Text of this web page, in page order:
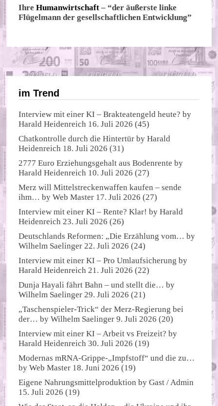
IhreHumanwirtschaft – “der äußerste linke
Flügelmann der gesellschaftlichen Entwicklung”
im Trend
Interview mit einer KI – Brakteatengeld heute? by
Harald Heidenreich 16. Juli 2026 (45)
Chatkontrolle durch die Hintertür byHarald
Heidenreich 18. Juli 2026 (31)
2777 Euro Erziehungsgehalt aus Bodenrente by
Harald Heidenreich 10. Juli 2026 (27)
Merz will Mittelstreckenwaffen kaufen – sende
ihm… byWeb Master 17. Juli 2026 (27)
Interview mit einer KI – Rente? Klar! byHarald
Heidenreich 23. Juli 2026 (26)
Deutschlands Reformen: „Die Erzählung vom… by
Wilhelm Saelinger 22. Juli 2026 (24)
Interview mit einer KI – Pro Umlaufsicherung by
Harald Heidenreich 21. Juli 2026 (22)
Dunja Hayali fährt Bahn – und stellt die… by
Wilhelm Saelinger 29. Juli 2026 (21)
„Taschenspieler-Trick“ der Merz-Regierung bei
der… byWilhelm Saelinger 9. Juli 2026 (20)
Interview mit einer KI – Arbeit vs Freizeit? by
Harald Heidenreich 30. Juli 2026 (19)
Modernas mRNA-Grippe-„Impfstoff“ und die zu…
byWeb Master 18. Juni 2026 (19)
Eigene Nahrungsmittelproduktion byGast / Admin
15. Juli 2026 (19)